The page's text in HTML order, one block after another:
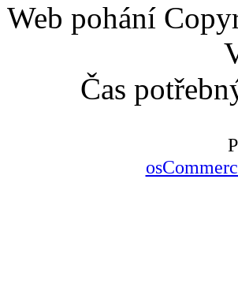
Web pohání
Čas